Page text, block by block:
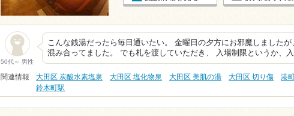
50代～ 男性
こんな銭湯だったら毎日通いたい。 金曜日の夕方にお邪魔しました
混み合ってました。 でも札を渡していただき、 入場制限というか、
関連情報 大田区 炭酸水素塩泉 大田区 塩化物泉 大田区 美肌の湯 大田区 切り傷 港
鈴木町駅